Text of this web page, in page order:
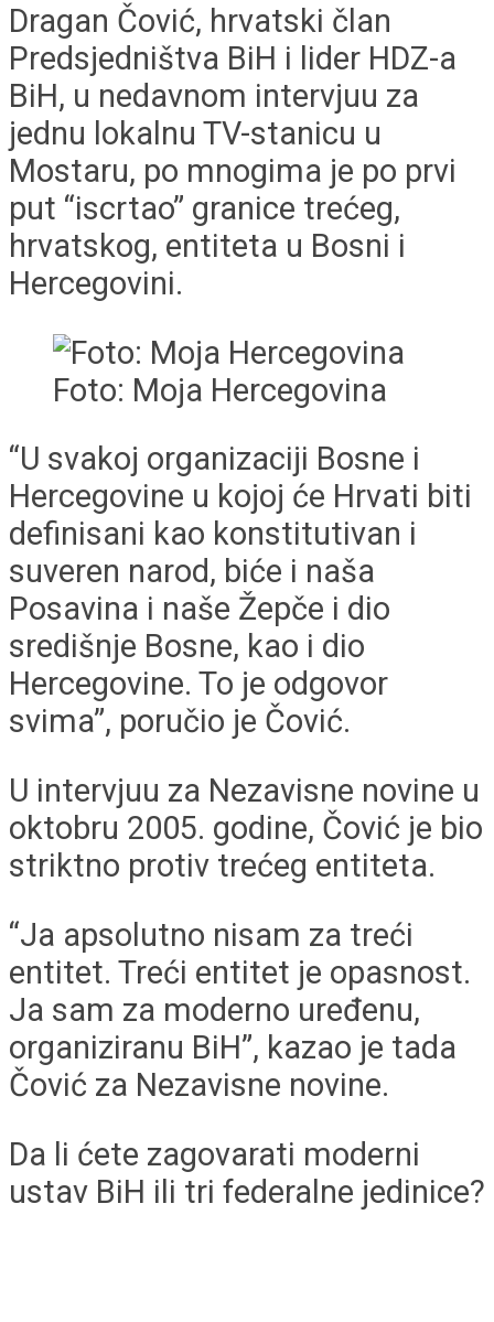
Dragan Čović, hrvatski član
Predsjedništva BiH i lider HDZ-a
BiH, u nedavnom intervjuu za
jednu lokalnu TV-stanicu u
Mostaru, po mnogima je po prvi
put “iscrtao” granice trećeg,
hrvatskog, entiteta u Bosni i
Hercegovini.
Foto: Moja Hercegovina
“U svakoj organizaciji Bosne i
Hercegovine u kojoj će Hrvati biti
definisani kao konstitutivan i
suveren narod, biće i naša
Posavina i naše Žepče i dio
središnje Bosne, kao i dio
Hercegovine. To je odgovor
svima”, poručio je Čović.
U intervjuu za Nezavisne novine u
oktobru 2005. godine, Čović je bio
striktno protiv trećeg entiteta.
“Ja apsolutno nisam za treći
entitet. Treći entitet je opasnost.
Ja sam za moderno uređenu,
organiziranu BiH”, kazao je tada
Čović za Nezavisne novine.
Da li ćete zagovarati moderni
ustav BiH ili tri federalne jedinice?